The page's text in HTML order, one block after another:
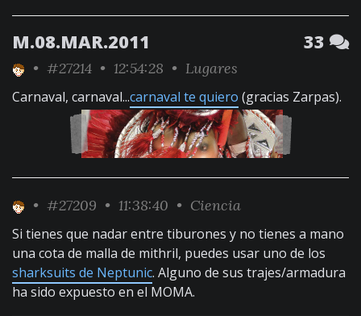
M.08.MAR.2011 33
• #27214 • 12:54:28 • Lugares
Carnaval, carnaval...carnaval te quiero (gracias Zarpas).
• #27209 • 11:38:40 • Ciencia
Si tienes que nadar entre tiburones y no tienes a mano
una cota de malla de mithril, puedes usar uno de los
sharksuits de Neptunic. Alguno de sus trajes/armadura
ha sido expuesto en el MOMA.